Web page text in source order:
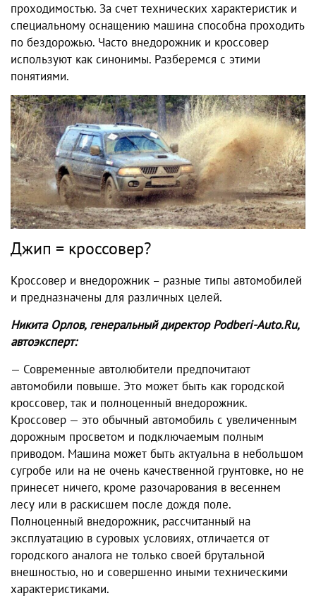
проходимостью. За счет технических характеристик и
специальному оснащению машина способна проходить
по бездорожью. Часто внедорожник и кроссовер
используют как синонимы. Разберемся с этими
понятиями.
Джип = кроссовер?
Кроссовер и внедорожник – разные типы автомобилей
и предназначены для различных целей.
Никита Орлов, генеральный директор Podberi-Auto.Ru,
автоэксперт:
— Современные автолюбители предпочитают
автомобили повыше. Это может быть как городской
кроссовер, так и полноценный внедорожник.
Кроссовер — это обычный автомобиль с увеличенным
дорожным просветом и подключаемым полным
приводом. Машина может быть актуальна в небольшом
сугробе или на не очень качественной грунтовке, но не
принесет ничего, кроме разочарования в весеннем
лесу или в раскисшем после дождя поле.
Полноценный внедорожник, рассчитанный на
эксплуатацию в суровых условиях, отличается от
городского аналога не только своей брутальной
внешностью, но и совершенно иными техническими
характеристиками.